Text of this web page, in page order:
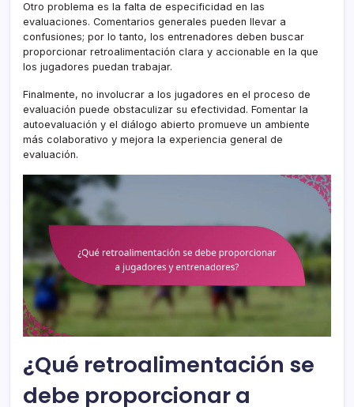
Otro problema es la falta de especificidad en las
evaluaciones. Comentarios generales pueden llevar a
confusiones; por lo tanto, los entrenadores deben buscar
proporcionar retroalimentación clara y accionable en la que
los jugadores puedan trabajar.
Finalmente, no involucrar a los jugadores en el proceso de
evaluación puede obstaculizar su efectividad. Fomentar la
autoevaluación y el diálogo abierto promueve un ambiente
más colaborativo y mejora la experiencia general de
evaluación.
¿Qué retroalimentación se
debe proporcionar a